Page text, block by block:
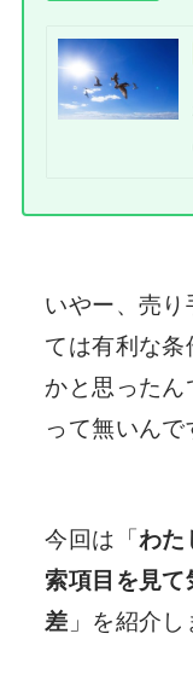
いやー、売り
ては有利な条
かと思った
って無いんで
今回は「 わた
索項目を見
差 」を紹介し